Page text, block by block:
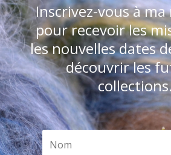
Inscrivez-vous à
pour recevoir les
les nouvelles dates
découvrir les